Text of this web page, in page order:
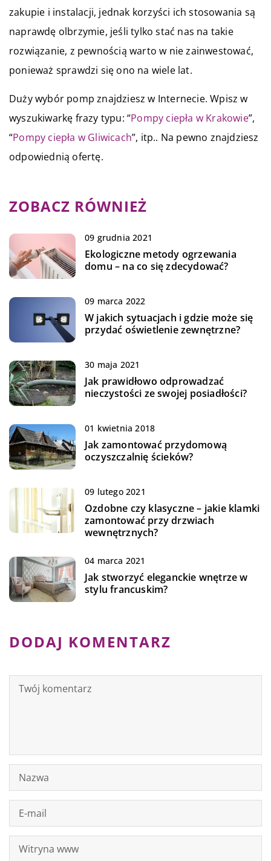
zakupie i instalacji, jednak korzyści ich stosowania są
naprawdę olbrzymie, jeśli tylko stać nas na takie
rozwiązanie, z pewnością warto w nie zainwestować,
ponieważ sprawdzi się ono na wiele lat.
Duży wybór pomp znajdziesz w Internecie. Wpisz w
wyszukiwarkę frazy typu: “Pompy ciepła w Krakowie”,
“Pompy ciepła w Gliwicach”, itp.. Na pewno znajdziesz
odpowiednią ofertę.
ZOBACZ RÓWNIEŻ
09 grudnia 2021
Ekologiczne metody ogrzewania
domu – na co się zdecydować?
09 marca 2022
W jakich sytuacjach i gdzie może się
przydać oświetlenie zewnętrzne?
30 maja 2021
Jak prawidłowo odprowadzać
nieczystości ze swojej posiadłości?
01 kwietnia 2018
Jak zamontować przydomową
oczyszczalnię ścieków?
09 lutego 2021
Ozdobne czy klasyczne – jakie klamki
zamontować przy drzwiach
wewnętrznych?
04 marca 2021
Jak stworzyć eleganckie wnętrze w
stylu francuskim?
DODAJ KOMENTARZ